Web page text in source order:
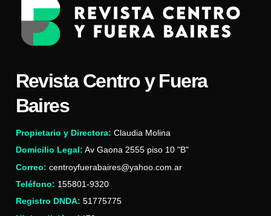
Revista Centro y Fuera
Baires
Propietario y Directora: Claudia Molina
Domicilio Legal: Av Gaona 2555 piso 10 "B"
Correo: centroyfuerabaires@yahoo.com.ar
Teléfono: 155801-9320
Registro DNDA: 51775775